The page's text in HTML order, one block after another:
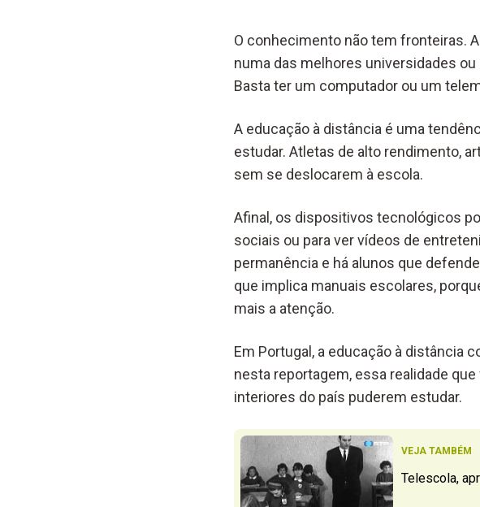
O conhecimento não tem fronteiras.
numa das melhores universidades
Basta ter um computador ou um
A educação à distância é uma
estudar. Atletas de alto rendimento,
sem se deslocarem à escola.
Afinal, os dispositivos tecnológicos
sociais ou para ver vídeos de
permanência e há alunos que
que implica manuais escolares,
mais a atenção.
Em Portugal, a educação à distância
nesta reportagem, essa realidade
interiores do país puderem estudar.
VEJA TAMBÉM
Telescola,